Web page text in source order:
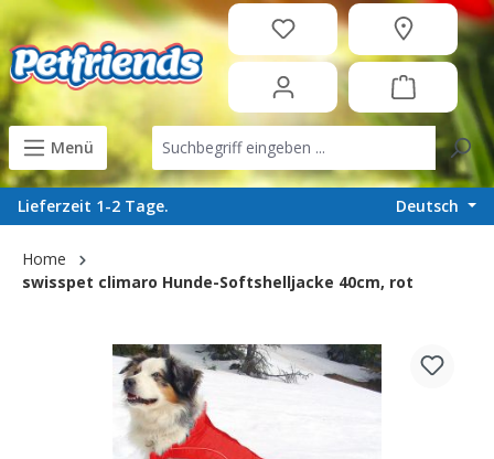
content
Menü
Lieferzeit 1-2 Tage. Deutsch
Home
swisspet climaro Hunde-Softshelljacke 40cm, rot